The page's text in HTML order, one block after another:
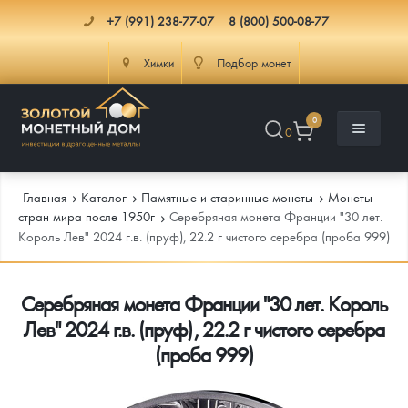
+7 (991) 238-77-07 8 (800) 500-08-77
Химки Подбор монет
0
0
Каталог
Каталог Монет
Инвестиционные монеты
Инфо
Главная Каталог Памятные и старинные монеты
Монеты
стран мира после 1950г
Серебряная монета Франции "30 лет.
Король Лев" 2024 г.в. (пруф), 22.2 г чистого серебра (проба 999)
Серебряная монета Франции "30 лет. Король
Лев" 2024 г.в. (пруф), 22.2 г чистого серебра
(проба 999)